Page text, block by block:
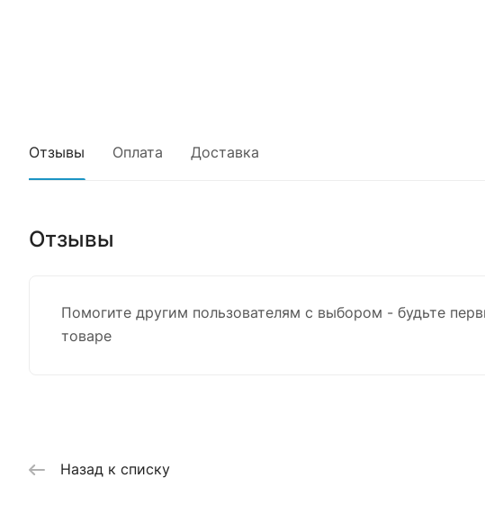
Отзывы Оплата Доставка
Отзывы
Помогите другим пользователям с выбором - будьте
товаре
Назад к списку